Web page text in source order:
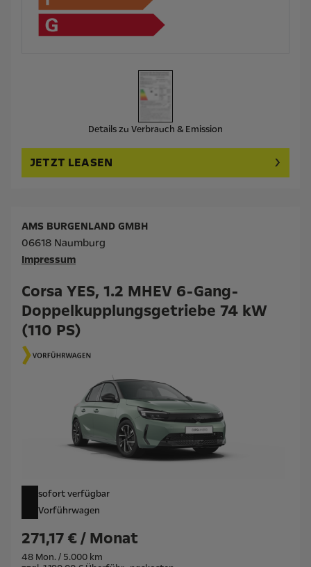
Details zu Verbrauch & Emission
JETZT LEASEN
Corsa YES, 1.2 MHEV 6-Gang-
Doppelkupplungsgetriebe 74 kW
(110 PS)
sofort verfügbar
Vorführwagen
271,17 € / Monat
48 Mon. / 5.000 km
AMS BURGENLAND GMBH
06618 Naumburg
Impressum